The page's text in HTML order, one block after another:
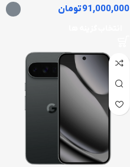
91,000,000تومان